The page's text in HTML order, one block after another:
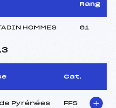
Rang
HOMMES 61
Cat.
Pyrénées FFS